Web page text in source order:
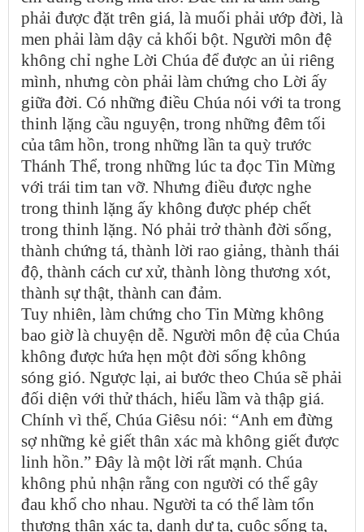
phải được đặt trên giá, là muối phải ướp đời, là
men phải làm dậy cả khối bột. Người môn đệ
không chỉ nghe Lời Chúa để được an ủi riêng
mình, nhưng còn phải làm chứng cho Lời ấy
giữa đời. Có những điều Chúa nói với ta trong
thinh lặng cầu nguyện, trong những đêm tối
của tâm hồn, trong những lần ta quỳ trước
Thánh Thể, trong những lúc ta đọc Tin Mừng
với trái tim tan vỡ. Nhưng điều được nghe
trong thinh lặng ấy không được phép chết
trong thinh lặng. Nó phải trở thành đời sống,
thành chứng tá, thành lời rao giảng, thành thái
độ, thành cách cư xử, thành lòng thương xót,
thành sự thật, thành can đảm.
Tuy nhiên, làm chứng cho Tin Mừng không
bao giờ là chuyện dễ. Người môn đệ của Chúa
không được hứa hẹn một đời sống không
sóng gió. Ngược lại, ai bước theo Chúa sẽ phải
đối diện với thử thách, hiểu lầm và thập giá.
Chính vì thế, Chúa Giêsu nói: “Anh em đừng
sợ những kẻ giết thân xác mà không giết được
linh hồn.” Đây là một lời rất mạnh. Chúa
không phủ nhận rằng con người có thể gây
đau khổ cho nhau. Người ta có thể làm tổn
thương thân xác ta, danh dự ta, cuộc sống ta,